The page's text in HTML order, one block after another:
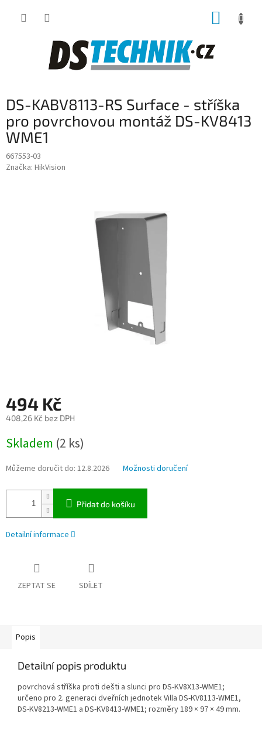
DS-KABV8113-RS Surface - stříška
pro povrchovou montáž DS-KV8413
WME1
667553-03
Značka: HikVision
494 Kč
408,26 Kč bez DPH
cena:
Skladem (2 ks)
Můžeme doručit do: 12.8.2026 Možnosti doručení
Přidat do košíku
Detailní informace
ZEPTAT SE SDÍLET
Popis
Detailní popis produktu
povrchová stříška proti dešti a slunci pro DS-KV8X13-WME1;
určeno pro 2. generaci dveřních jednotek Villa DS-KV8113-WME1,
DS-KV8213-WME1 a DS-KV8413-WME1; rozměry 189 × 97 × 49 mm.